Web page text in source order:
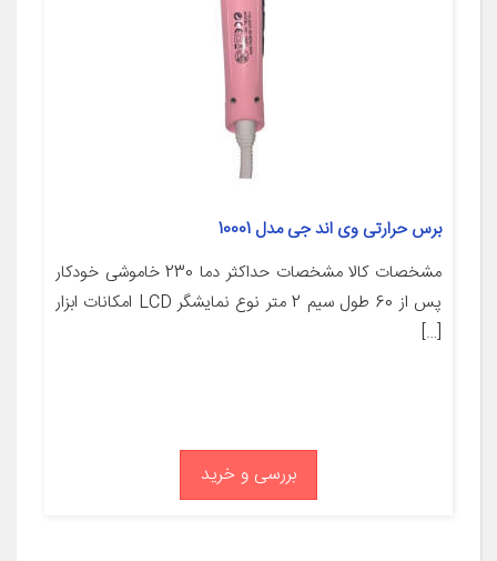
برس حرارتی وی اند جی مدل 10001
مشخصات کالا مشخصات حداکثر دما 230 خاموشی خودکار
پس از 60 طول سیم 2 متر نوع نمایشگر LCD امکانات ابزار
[…]
بررسی و خرید